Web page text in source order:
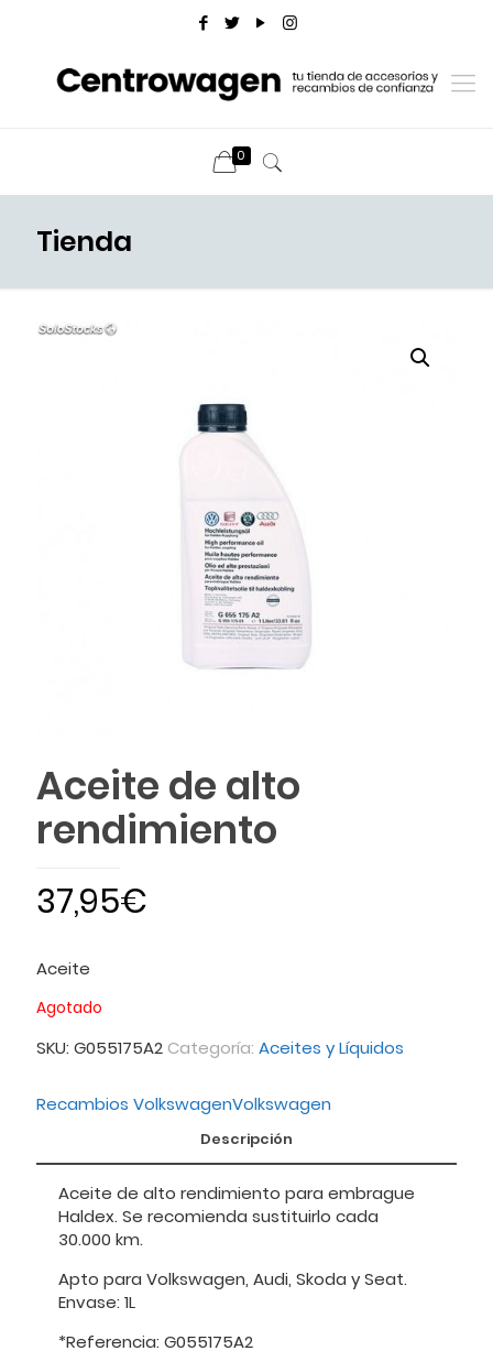
0
Tienda
Aceite de alto
rendimiento
37,95€
Aceite
Agotado
SKU: G055175A2 Categoría: Aceites y Líquidos
Recambios VolkswagenVolkswagen
Descripción
Aceite de alto rendimiento para embrague
Haldex. Se recomienda sustituirlo cada
30.000 km.
Apto para Volkswagen, Audi, Skoda y Seat.
Envase: 1L
*Referencia: G055175A2